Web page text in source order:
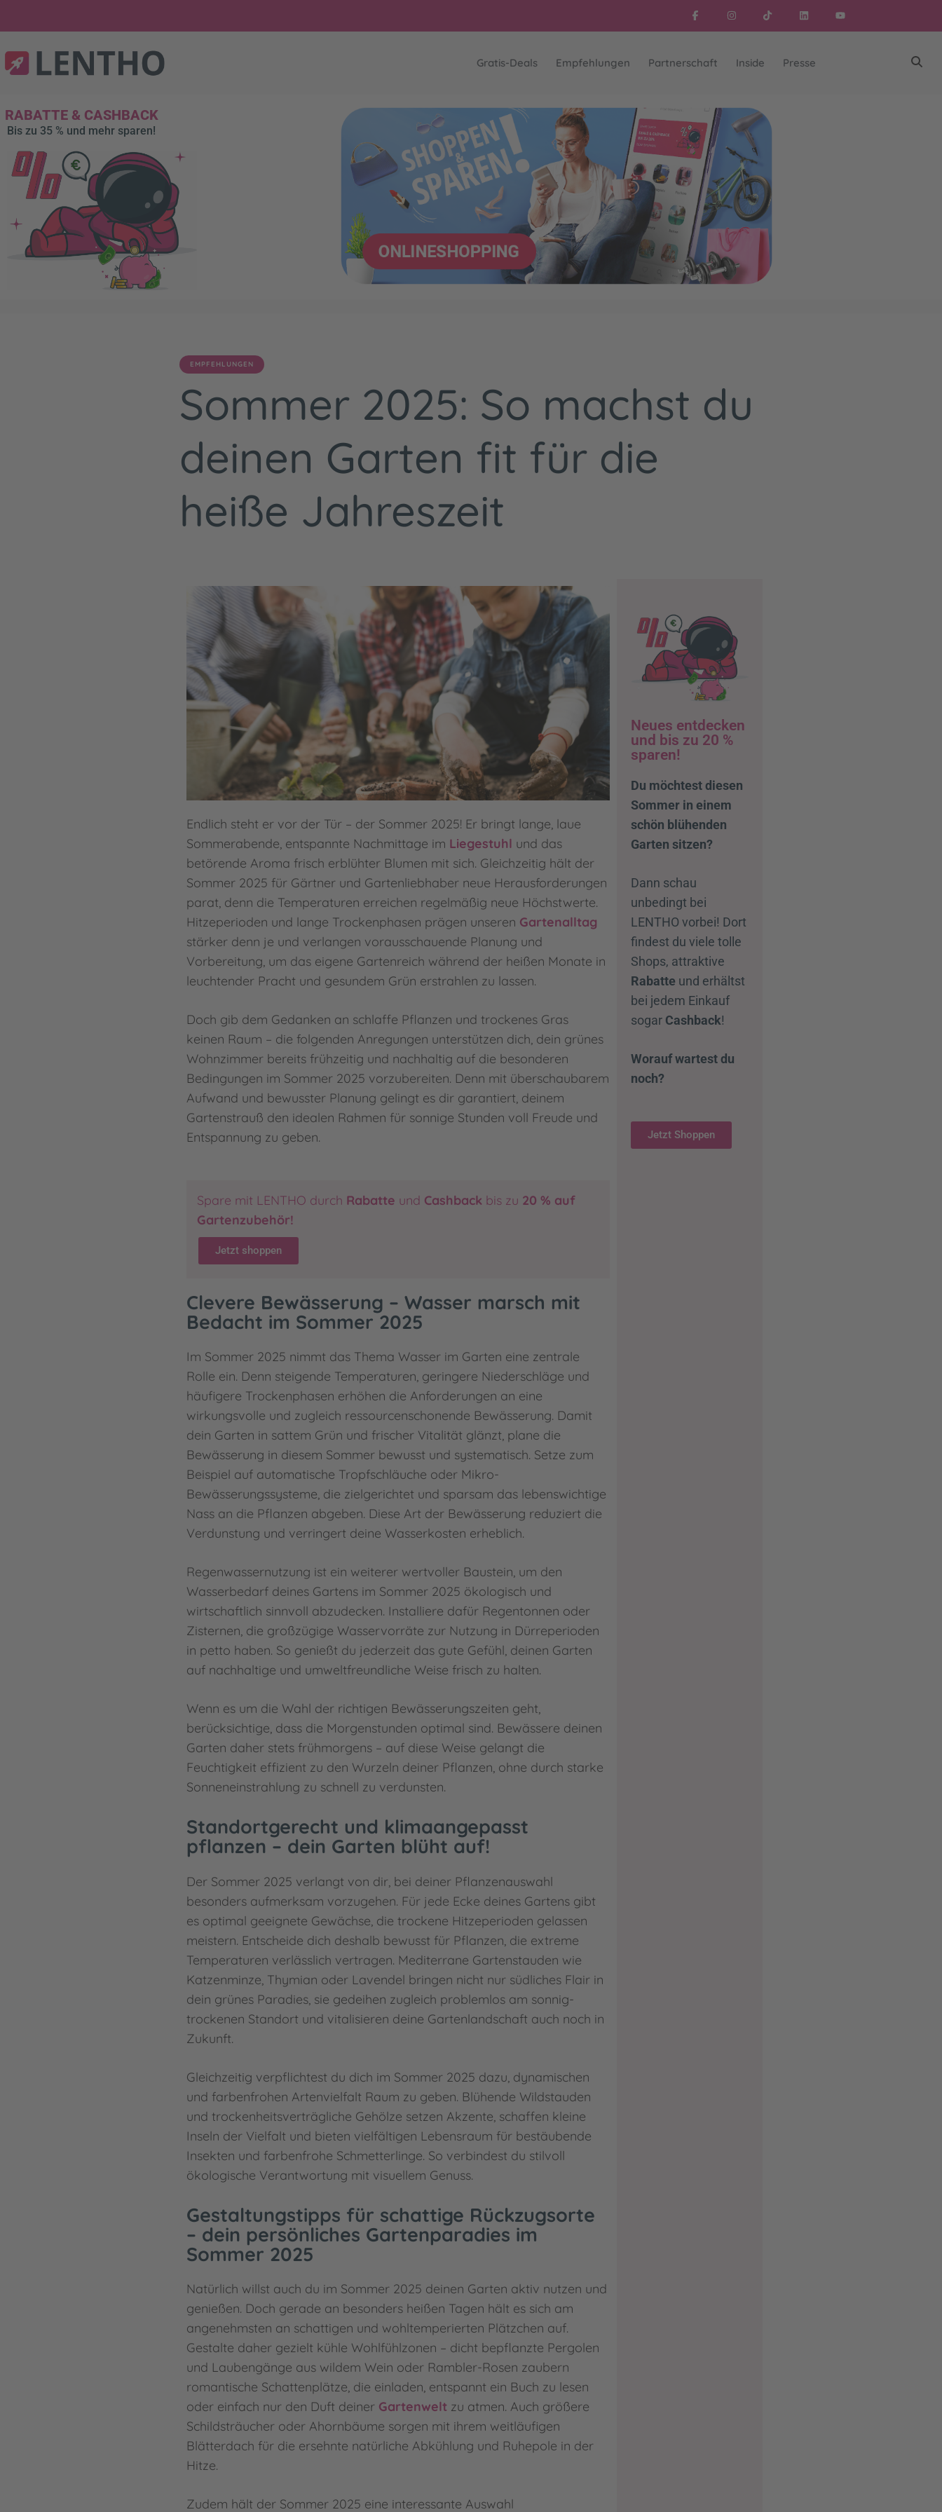
Gratis-Deals Empfehlungen Partnerschaft Inside Presse
RABATTE & CASHBACK
Bis zu 35 % und mehr sparen!
EMPFEHLUNGEN
Sommer 2025: So machst du
deinen Garten fit für die
heiße Jahreszeit
Endlich steht er vor der Tür – der Sommer 2025! Er bringt lange, laue
Sommerabende, entspannte Nachmittage im Liegestuhl und das
betörende Aroma frisch erblühter Blumen mit sich. Gleichzeitig hält der
Sommer 2025 für Gärtner und Gartenliebhaber neue Herausforderungen
parat, denn die Temperaturen erreichen regelmäßig neue Höchstwerte.
Hitzeperioden und lange Trockenphasen prägen unseren Gartenalltag
stärker denn je und verlangen vorausschauende Planung und
Vorbereitung, um das eigene Gartenreich während der heißen Monate in
leuchtender Pracht und gesundem Grün erstrahlen zu lassen.
Doch gib dem Gedanken an schlaffe Pflanzen und trockenes Gras
keinen Raum – die folgenden Anregungen unterstützen dich, dein grünes
Wohnzimmer bereits frühzeitig und nachhaltig auf die besonderen
Bedingungen im Sommer 2025 vorzubereiten. Denn mit überschaubarem
Aufwand und bewusster Planung gelingt es dir garantiert, deinem
Gartenstrauß den idealen Rahmen für sonnige Stunden voll Freude und
Entspannung zu geben.
Spare mit LENTHO durch Rabatte und Cashback bis zu 20 % auf
Gartenzubehör!
Jetzt shoppen
Clevere Bewässerung – Wasser marsch mit
Bedacht im Sommer 2025
Im Sommer 2025 nimmt das Thema Wasser im Garten eine zentrale
Rolle ein. Denn steigende Temperaturen, geringere Niederschläge und
häufigere Trockenphasen erhöhen die Anforderungen an eine
wirkungsvolle und zugleich ressourcenschonende Bewässerung. Damit
dein Garten in sattem Grün und frischer Vitalität glänzt, plane die
Bewässerung in diesem Sommer bewusst und systematisch. Setze zum
Beispiel auf automatische Tropfschläuche oder Mikro-
Bewässerungssysteme, die zielgerichtet und sparsam das lebenswichtige
Nass an die Pflanzen abgeben. Diese Art der Bewässerung reduziert die
Verdunstung und verringert deine Wasserkosten erheblich.
Regenwassernutzung ist ein weiterer wertvoller Baustein, um den
Wasserbedarf deines Gartens im Sommer 2025 ökologisch und
wirtschaftlich sinnvoll abzudecken. Installiere dafür Regentonnen oder
Zisternen, die großzügige Wasservorräte zur Nutzung in Dürreperioden
in petto haben. So genießt du jederzeit das gute Gefühl, deinen Garten
auf nachhaltige und umweltfreundliche Weise frisch zu halten.
Wenn es um die Wahl der richtigen Bewässerungszeiten geht,
berücksichtige, dass die Morgenstunden optimal sind. Bewässere deinen
Garten daher stets frühmorgens – auf diese Weise gelangt die
Feuchtigkeit effizient zu den Wurzeln deiner Pflanzen, ohne durch starke
Sonneneinstrahlung zu schnell zu verdunsten.
Standortgerecht und klimaangepasst
pflanzen – dein Garten blüht auf!
Der Sommer 2025 verlangt von dir, bei deiner Pflanzenauswahl
besonders aufmerksam vorzugehen. Für jede Ecke deines Gartens gibt
es optimal geeignete Gewächse, die trockene Hitzeperioden gelassen
meistern. Entscheide dich deshalb bewusst für Pflanzen, die extreme
Temperaturen verlässlich vertragen. Mediterrane Gartenstauden wie
Katzenminze, Thymian oder Lavendel bringen nicht nur südliches Flair in
dein grünes Paradies, sie gedeihen zugleich problemlos am sonnig-
trockenen Standort und vitalisieren deine Gartenlandschaft auch noch in
Zukunft.
Gleichzeitig verpflichtest du dich im Sommer 2025 dazu, dynamischen
und farbenfrohen Artenvielfalt Raum zu geben. Blühende Wildstauden
und trockenheitsverträgliche Gehölze setzen Akzente, schaffen kleine
Inseln der Vielfalt und bieten vielfältigen Lebensraum für bestäubende
Insekten und farbenfrohe Schmetterlinge. So verbindest du stilvoll
ökologische Verantwortung mit visuellem Genuss.
Gestaltungstipps für schattige Rückzugsorte
– dein persönliches Gartenparadies im
Sommer 2025
Natürlich willst auch du im Sommer 2025 deinen Garten aktiv nutzen und
genießen. Doch gerade an besonders heißen Tagen hält es sich am
angenehmsten an schattigen und wohltemperierten Plätzchen auf.
Gestalte daher gezielt kühle Wohlfühlzonen – dicht bepflanzte Pergolen
und Laubengänge aus wildem Wein oder Rambler-Rosen zaubern
romantische Schattenplätze, die einladen, entspannt ein Buch zu lesen
oder einfach nur den Duft deiner Gartenwelt zu atmen. Auch größere
Schildsträucher oder Ahornbäume sorgen mit ihrem weitläufigen
Blätterdach für die ersehnte natürliche Abkühlung und Ruhepole in der
Hitze.
Zudem hält der Sommer 2025 eine interessante Auswahl
Neues entdecken
und bis zu 20 %
sparen!
Du möchtest diesen
Sommer in einem
schön blühenden
Garten sitzen?
Dann schau
unbedingt bei
LENTHO vorbei! Dort
findest du viele tolle
Shops, attraktive
Rabatte und erhältst
bei jedem Einkauf
sogar Cashback!
Worauf wartest du
noch?
Jetzt Shoppen